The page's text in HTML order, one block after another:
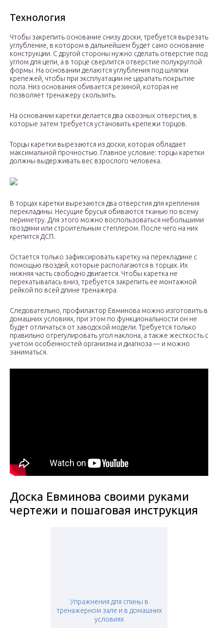
Технология
Чтобы закрепить основание снизу доски, требуется вырезать
углубление, в котором в дальнейшем будет само основание
конструкции. С другой стороны нужно сделать отверстие под
углом для цепи, а в торце сверлится отверстие полукруглой
формы. На основании делаются углубления под шляпки
крепежей, чтобы при эксплуатации не царапать покрытие
пола. Низ основания обивается резиной, которая не
позволяет тренажеру скользить.
На основании каретки делается два сквозных отверстия, в
которые затем требуется установить крепежи торцов.
Торцы каретки вырезаются из доски, которая обладает
максимальной прочностью. Главное условие: торцы каретки
должны выдерживать вес взрослого человека.
В торцах каретки вырезаются два отверстия для крепления
перекладины. Несущие брусья обиваются тканью по всему
периметру. Для этого можно воспользоваться небольшими
гвоздями или строительным степлером. После чего на них
крепится ДСП.
Остается только зафиксировать каретку на перекладине с
помощью гвоздей, которые располагаются в торцах. Их
нижняя часть свободно двигается. Чтобы каретка не
перекатывалась вниз, требуется закрепить ее монтажной
рейкой по всей длине тренажера.
Следовательно, профилактор Евминова можно изготовить в
домашних условиях, при этом по функциональности он не
будет отличаться от заводской модели. Требуется только
правильно отрегулировать угол наклона, а также жесткость с
учетом особенностей организма и диагноза — и можно
заниматься.
Доска Евминова своими руками
чертежи и пошаговая инструкция
Упражнения для спины в
тренажерном зале и в домашних
условиях